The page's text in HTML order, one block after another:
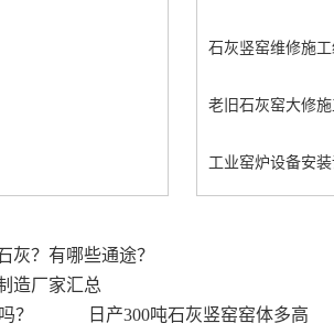
石灰竖窑维修施
老旧石灰窑大修
工业窑炉设备安
灰？有哪些通途？
造厂家汇总
？
日产300吨石灰竖窑窑体多高